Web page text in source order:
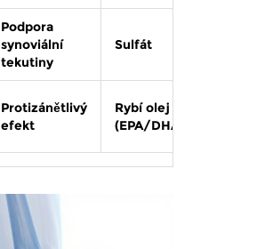
Podpora
synoviální
tekutiny
Sulfát
Protizánětlivý
efekt
Rybí olej
(EPA/DHA)